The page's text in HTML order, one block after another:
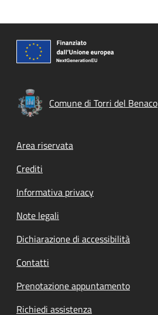
Comune di Torri del Benaco
Footer menu
Area riservata
Crediti
Informativa privacy
Note legali
Dichiarazione di accessibilità
Contatti
Prenotazione appuntamento
Richiedi assistenza